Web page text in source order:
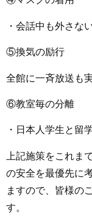
・会話中も外さな
⑤換気の励行
全館に一斉放送も
⑥教室毎の分離
・日本人学生と留
上記施策をこれま
の安全を最優先に
ますので、皆様の
す。